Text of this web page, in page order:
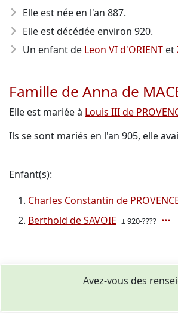
Elle est née en l'an 887.
Elle est décédée environ 920.
Un enfant de Leon VI d'ORIENT et
Famille de Anna de
Elle est mariée à Louis III de
Ils se sont mariés en l'an 905, elle
Enfant(s):
Charles Constantin de
Berthold de SAVOIE ± 920-????
Avez-vous des